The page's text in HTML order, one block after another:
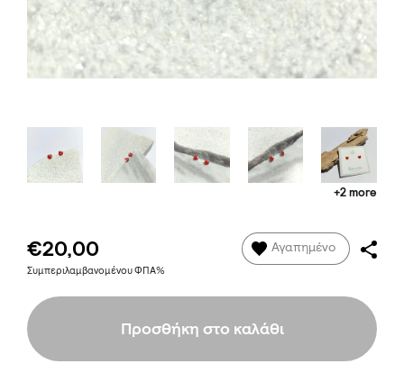
+2 more
€20,00
Συμπεριλαμβανομένου ΦΠΑ%
Αγαπημένο
Προσθήκη στο καλάθι